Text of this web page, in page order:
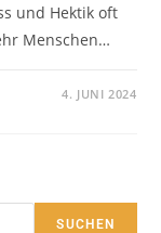
und Hektik oft
Menschen…
4. JUNI 2024
SUCHEN